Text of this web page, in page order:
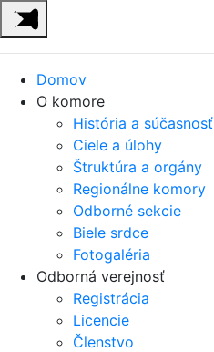
Domov
O komore
História a súčasnosť
Ciele a úlohy
Štruktúra a orgány
Regionálne komory
Odborné sekcie
Biele srdce
Fotogaléria
Odborná verejnosť
Registrácia
Licencie
Členstvo